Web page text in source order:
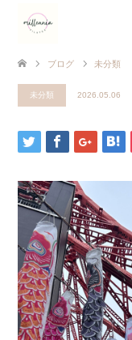
ブログ 未分類
未分類 2026.05.06